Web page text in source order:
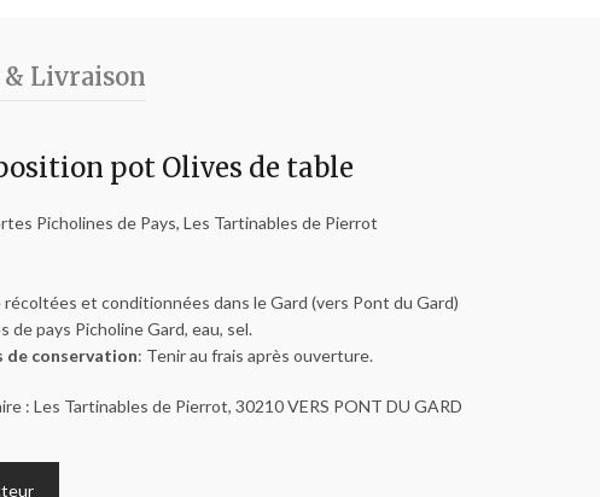
& Livraison
pot Olives de table
Picholines de Pays, Les Tartinables de Pierrot
récoltées et conditionnées dans le Gard (vers Pont du Gard)
de pays Picholine Gard, eau, sel.
conservation: Tenir au frais après ouverture.
: Les Tartinables de Pierrot, 30210 VERS PONT DU GARD